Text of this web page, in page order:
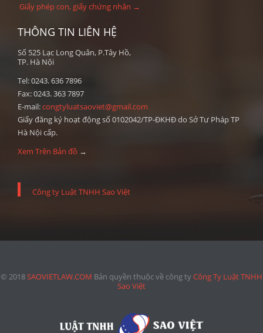
Giấy phép con, giấy chứng nhận →
THÔNG TIN LIÊN HỆ
Số 525 Lạc Long Quân, P.Tây Hồ,
TP. Hà Nội
Tel: 0243. 636 7896
Fax: 0243. 363 7897
E-mail:congtyluatsaoviet@gmail.com
Giấy đăng ký hoạt động số 0102042/TP-ĐKHĐ do Sở Tư Pháp TP
Hà Nội cấp.
Xem Trên Bản đồ →
Công ty Luật TNHH Sao Việt
© 2018SAOVIETLAW.COM Bản quyền thuộc về công tyCông Ty Luật TNHH
Sao Việt